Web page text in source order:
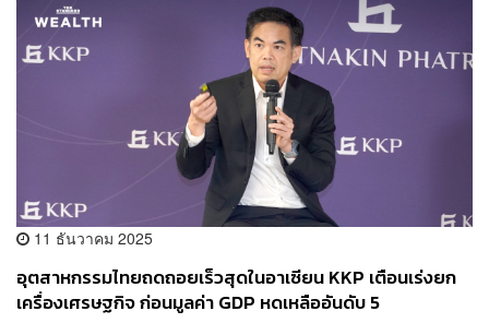
11 ธันวาคม 2025
อุตสาหกรรมไทยถดถอยเร็วสุดในอาเซียน KKP เตือนเร่งยก
เครื่องเศรษฐกิจ ก่อนมูลค่า GDP หดเหลืออันดับ 5